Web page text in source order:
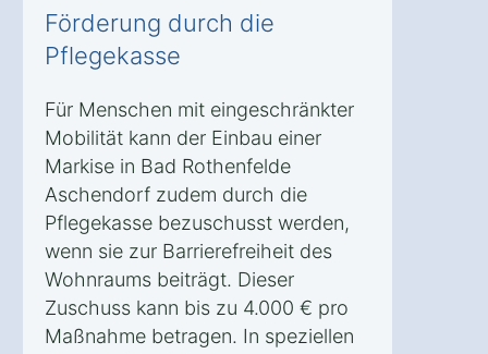
Förderung durch die
Pflegekasse
Für Menschen mit eingeschränkter
Mobilität kann der Einbau einer
Markise in Bad Rothenfelde
Aschendorf zudem durch die
Pflegekasse bezuschusst werden,
wenn sie zur Barrierefreiheit des
Wohnraums beiträgt. Dieser
Zuschuss kann bis zu 4.000 € pro
Maßnahme betragen. In speziellen